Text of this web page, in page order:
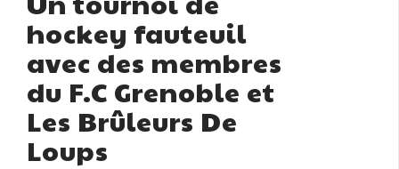
hockey fauteuil
avec des membres
du F.C Grenoble et
Les Brûleurs De
Loups